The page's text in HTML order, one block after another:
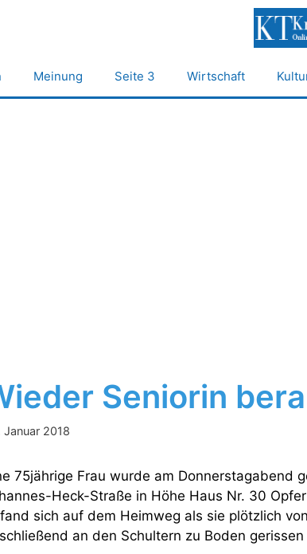
Meinung Seite 3 Wirtschaft
Seniorin
Januar 2018
75jährige Frau wurde am Donnerstagabend
Heck-Straße in Höhe Haus Nr. 30
sich auf dem Heimweg als sie plötzlich
an den Schultern zu Boden